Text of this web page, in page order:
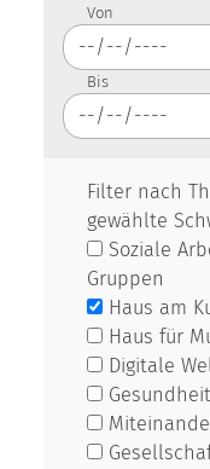
Von
Bis
Filter nach
gewählte
Soziale
Gruppen
Haus am
Haus für
Digitale